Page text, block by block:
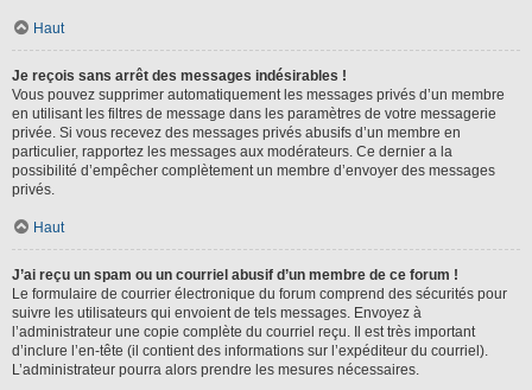
Haut
Je reçois sans arrêt des messages indésirables !
Vous pouvez supprimer automatiquement les messages privés d’un membre
en utilisant les filtres de message dans les paramètres de votre messagerie
privée. Si vous recevez des messages privés abusifs d’un membre en
particulier, rapportez les messages aux modérateurs. Ce dernier a la
possibilité d’empêcher complètement un membre d’envoyer des messages
privés.
Haut
J’ai reçu un spam ou un courriel abusif d’un membre de ce forum !
Le formulaire de courrier électronique du forum comprend des sécurités pour
suivre les utilisateurs qui envoient de tels messages. Envoyez à
l’administrateur une copie complète du courriel reçu. Il est très important
d’inclure l’en-tête (il contient des informations sur l’expéditeur du courriel).
L’administrateur pourra alors prendre les mesures nécessaires.